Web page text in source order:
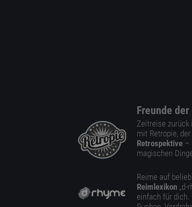
Freunde
Zeitreise zurück
mit Retropie, der
Retrospektive –
magischen
Reime auf
Reimlexikon „d-
einfach für